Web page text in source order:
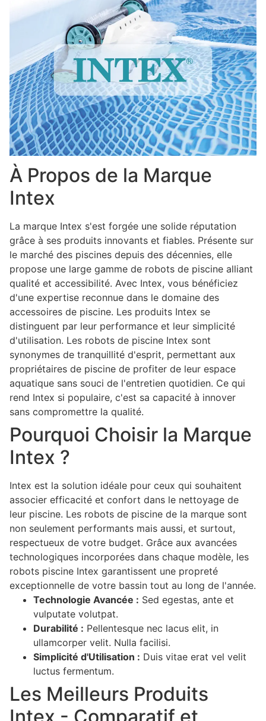
À Propos de la Marque
Intex
La marque Intex s'est forgée une solide réputation
grâce à ses produits innovants et fiables. Présente sur
le marché des piscines depuis des décennies, elle
propose une large gamme de robots de piscine alliant
qualité et accessibilité. Avec Intex, vous bénéficiez
d'une expertise reconnue dans le domaine des
accessoires de piscine. Les produits Intex se
distinguent par leur performance et leur simplicité
d'utilisation. Les robots de piscine Intex sont
synonymes de tranquillité d'esprit, permettant aux
propriétaires de piscine de profiter de leur espace
aquatique sans souci de l'entretien quotidien. Ce qui
rend Intex si populaire, c'est sa capacité à innover
sans compromettre la qualité.
Pourquoi Choisir la Marque
Intex ?
Intex est la solution idéale pour ceux qui souhaitent
associer efficacité et confort dans le nettoyage de
leur piscine. Les robots de piscine de la marque sont
non seulement performants mais aussi, et surtout,
respectueux de votre budget. Grâce aux avancées
technologiques incorporées dans chaque modèle, les
robots piscine Intex garantissent une propreté
exceptionnelle de votre bassin tout au long de l'année.
Technologie Avancée : Sed egestas, ante et
vulputate volutpat.
Durabilité : Pellentesque nec lacus elit, in
ullamcorper velit. Nulla facilisi.
Simplicité d'Utilisation : Duis vitae erat vel velit
luctus fermentum.
Les Meilleurs Produits